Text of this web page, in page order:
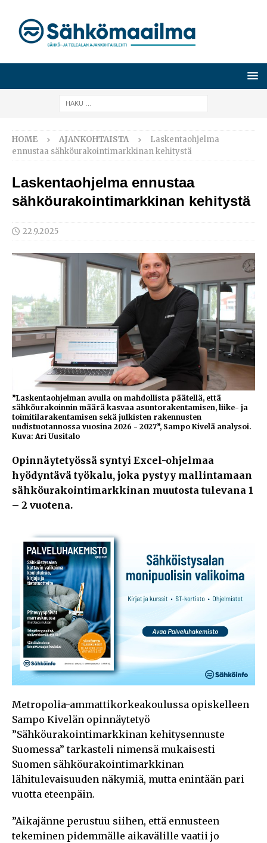
HOME AJANKOHTAISTA
Laskentaohjelma
ennustaa sähköurakointimarkkinan kehitystä
Laskentaohjelma ennustaa
sähköurakointimarkkinan kehitystä
22.9.2025
”Laskentaohjelman avulla on mahdollista päätellä, että
sähköurakoinnin määrä kasvaa asuntorakentamisen, liike- ja
toimitilarakentamisen sekä julkisten rakennusten
uudistuotannossa vuosina 2026 - 2027”, Sampo Kivelä analysoi.
Kuva: Ari Uusitalo
Opinnäytetyössä syntyi Excel-ohjelmaa
hyödyntävä työkalu, joka pystyy mallintamaan
sähköurakointimarkkinan muutosta tulevana 1
– 2 vuotena.
Metropolia-ammattikorkeakoulussa opiskelleen
Sampo Kivelän opinnäytetyö
”Sähköurakointimarkkinan kehitysennuste
Suomessa” tarkasteli nimensä mukaisesti
Suomen sähköurakointimarkkinan
lähitulevaisuuden näkymiä, mutta enintään pari
vuotta eteenpäin.
”Aikajänne perustuu siihen, että ennusteen
tekeminen pidemmälle aikavälille vaatii jo